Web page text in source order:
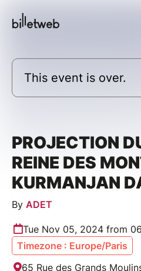
This event is over.
PROJECTION
REINE DES
KURMANJAN
By ADET
Tue Nov 05, 2024 from
Timezone : Europe/Paris
65 Rue des Grands